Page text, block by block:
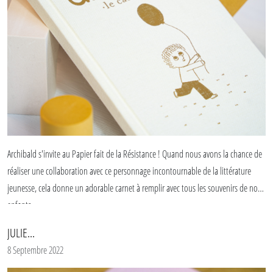
Archibald s'invite au Papier fait de la Résistance ! Quand nous avons la chance de
réaliser une collaboration avec ce personnage incontournable de la littérature
jeunesse, cela donne un adorable carnet à remplir avec tous les souvenirs de nos
enfants.
JULIE...
8 Septembre 2022